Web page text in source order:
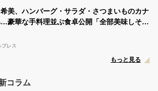
美、ハンバーグ・サラダ・さつまいものカナ
…豪華な手料理並ぶ食卓公開「全部美味しそ
プレス
もっと見る
コラム